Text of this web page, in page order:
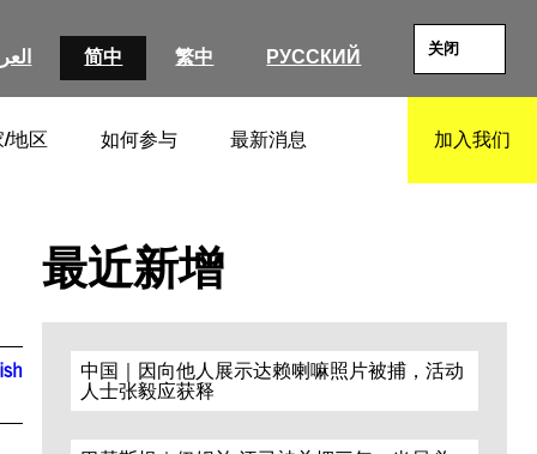
简中 繁中 РУССКИЙ 关闭
地区 如何参与 最新消息 加入我们
最近新增
中国｜因向他人展示达赖喇嘛照片被捕，活动
人士张毅应获释